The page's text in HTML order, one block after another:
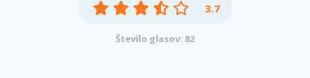
3.7
Število glasov: 82